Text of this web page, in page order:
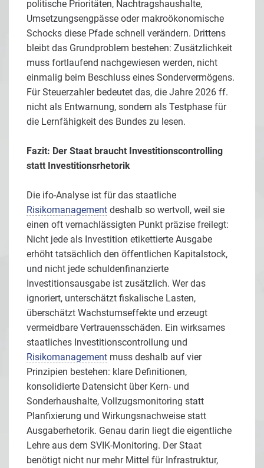
politische Prioritäten, Nachtragshaushalte,
Umsetzungsengpässe oder makroökonomische
Schocks diese Pfade schnell verändern. Drittens
bleibt das Grundproblem bestehen: Zusätzlichkeit
muss fortlaufend nachgewiesen werden, nicht
einmalig beim Beschluss eines Sondervermögens.
Für Steuerzahler bedeutet das, die Jahre 2026 ff.
nicht als Entwarnung, sondern als Testphase für
die Lernfähigkeit des Bundes zu lesen.
Fazit: Der Staat braucht Investitionscontrolling
statt Investitionsrhetorik
Die ifo-Analyse ist für das staatliche
Risikomanagement deshalb so wertvoll, weil sie
einen oft vernachlässigten Punkt präzise freilegt:
Nicht jede als Investition etikettierte Ausgabe
erhöht tatsächlich den öffentlichen Kapitalstock,
und nicht jede schuldenfinanzierte
Investitionsausgabe ist zusätzlich. Wer das
ignoriert, unterschätzt fiskalische Lasten,
überschätzt Wachstumseffekte und erzeugt
vermeidbare Vertrauensschäden. Ein wirksames
staatliches Investitionscontrollung und
Risikomanagement muss deshalb auf vier
Prinzipien bestehen: klare Definitionen,
konsolidierte Datensicht über Kern- und
Sonderhaushalte, Vollzugsmonitoring statt
Planfixierung und Wirkungsnachweise statt
Ausgaberhetorik. Genau darin liegt die eigentliche
Lehre aus dem SVIK-Monitoring. Der Staat
benötigt nicht nur mehr Mittel für Infrastruktur,